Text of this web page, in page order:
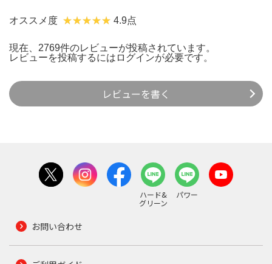
オススメ度 4.9点
現在、2769件のレビューが投稿されています。
レビューを投稿するには ログインが必要です。
レビューを書く
ハード&
グリーン
パワー
お問い合わせ